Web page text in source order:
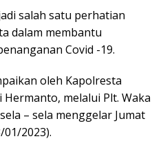
salah satu perhatian
dalam membantu
Covid -19.
oleh Kapolresta
melalui Plt. Waka
– sela menggelar Jumat
2023).